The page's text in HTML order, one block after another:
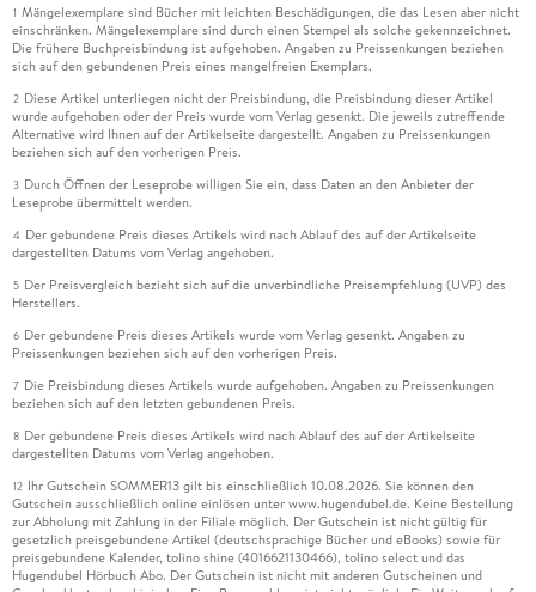
1 Mängelexemplare sind Bücher mit leichten Beschädigungen, die das Lesen aber nicht
einschränken. Mängelexemplare sind durch einen Stempel als solche gekennzeichnet.
Die frühere Buchpreisbindung ist aufgehoben. Angaben zu Preissenkungen beziehen
sich auf den gebundenen Preis eines mangelfreien Exemplars.
2 Diese Artikel unterliegen nicht der Preisbindung, die Preisbindung dieser Artikel
wurde aufgehoben oder der Preis wurde vom Verlag gesenkt. Die jeweils zutreffende
Alternative wird Ihnen auf der Artikelseite dargestellt. Angaben zu Preissenkungen
beziehen sich auf den vorherigen Preis.
3 Durch Öffnen der Leseprobe willigen Sie ein, dass Daten an den Anbieter der
Leseprobe übermittelt werden.
4 Der gebundene Preis dieses Artikels wird nach Ablauf des auf der Artikelseite
dargestellten Datums vom Verlag angehoben.
5 Der Preisvergleich bezieht sich auf die unverbindliche Preisempfehlung (UVP) des
Herstellers.
6 Der gebundene Preis dieses Artikels wurde vom Verlag gesenkt. Angaben zu
Preissenkungen beziehen sich auf den vorherigen Preis.
7 Die Preisbindung dieses Artikels wurde aufgehoben. Angaben zu Preissenkungen
beziehen sich auf den letzten gebundenen Preis.
8 Der gebundene Preis dieses Artikels wird nach Ablauf des auf der Artikelseite
dargestellten Datums vom Verlag angehoben.
12 Ihr Gutschein SOMMER13 gilt bis einschließlich 10.08.2026. Sie können den
Gutschein ausschließlich online einlösen unter www.hugendubel.de. Keine Bestellung
zur Abholung mit Zahlung in der Filiale möglich. Der Gutschein ist nicht gültig für
gesetzlich preisgebundene Artikel (deutschsprachige Bücher und eBooks) sowie für
preisgebundene Kalender, tolino shine (4016621130466), tolino select und das
Hugendubel Hörbuch Abo. Der Gutschein ist nicht mit anderen Gutscheinen und